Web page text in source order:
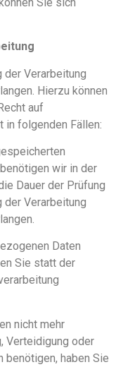
der Verarbeitung
Hierzu können
auf
in folgenden Fällen:
wir in der
Dauer der Prüfung
der Verarbeitung
Daten
Sie statt der
nicht mehr
Verteidigung oder
benötigen, haben Sie